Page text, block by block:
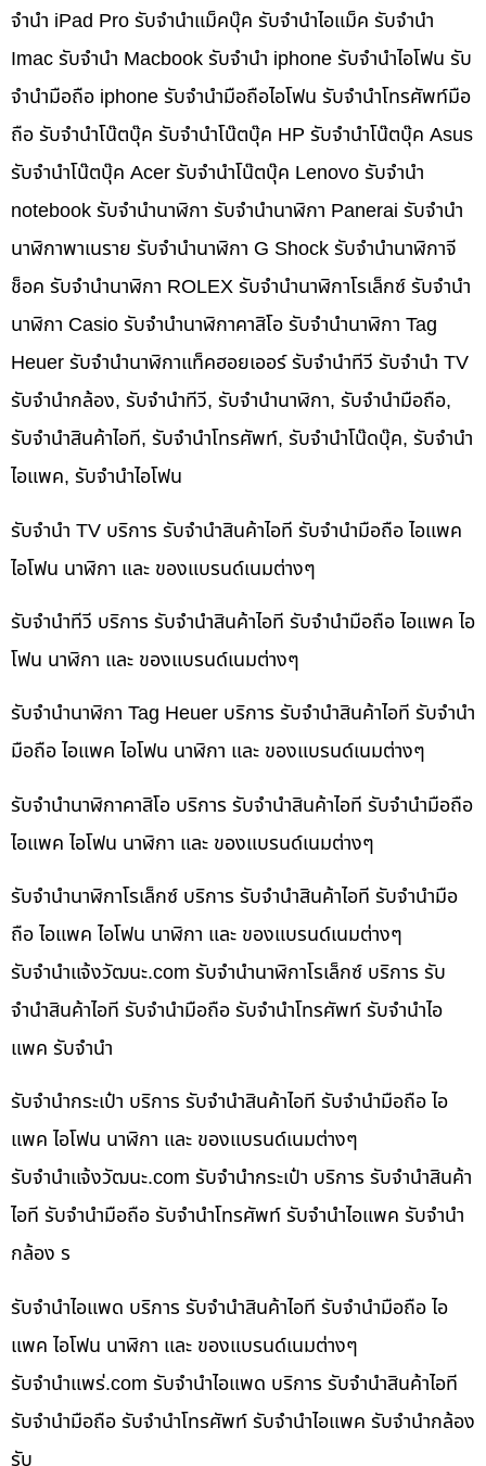
จำนำ iPad Pro รับจำนำแม็คบุ๊ค รับจำนำไอแม็ค รับจำนำ
Imac รับจำนำ Macbook รับจำนำ iphone รับจำนำไอโฟน รับ
จำนำมือถือ iphone รับจำนำมือถือไอโฟน รับจำนำโทรศัพท์มือ
ถือ รับจำนำโน๊ตบุ๊ค รับจำนำโน๊ตบุ๊ค HP รับจำนำโน๊ตบุ๊ค Asus
รับจำนำโน๊ตบุ๊ค Acer รับจำนำโน๊ตบุ๊ค Lenovo รับจำนำ
notebook รับจำนำนาฬิกา รับจำนำนาฬิกา Panerai รับจำนำ
นาฬิกาพาเนราย รับจำนำนาฬิกา G Shock รับจำนำนาฬิกาจี
ช็อค รับจำนำนาฬิกา ROLEX รับจำนำนาฬิกาโรเล็กซ์ รับจำนำ
นาฬิกา Casio รับจำนำนาฬิกาคาสิโอ รับจำนำนาฬิกา Tag
Heuer รับจำนำนาฬิกาแท็คฮอยเออร์ รับจำนำทีวี รับจำนำ TV
รับจำนำกล้อง, รับจำนำทีวี, รับจำนำนาฬิกา, รับจำนำมือถือ,
รับจำนำสินค้าไอที, รับจำนำโทรศัพท์, รับจำนำโน๊ดบุ๊ค, รับจำนำ
ไอแพค, รับจำนำไอโฟน
รับจำนำ TV บริการ รับจำนำสินค้าไอที รับจำนำมือถือ ไอแพค
ไอโฟน นาฬิกา และ ของแบรนด์เนมต่างๆ
รับจำนำทีวี บริการ รับจำนำสินค้าไอที รับจำนำมือถือ ไอแพค ไอ
โฟน นาฬิกา และ ของแบรนด์เนมต่างๆ
รับจำนำนาฬิกา Tag Heuer บริการ รับจำนำสินค้าไอที รับจำนำ
มือถือ ไอแพค ไอโฟน นาฬิกา และ ของแบรนด์เนมต่างๆ
รับจำนำนาฬิกาคาสิโอ บริการ รับจำนำสินค้าไอที รับจำนำมือถือ
ไอแพค ไอโฟน นาฬิกา และ ของแบรนด์เนมต่างๆ
รับจำนำนาฬิกาโรเล็กซ์ บริการ รับจำนำสินค้าไอที รับจำนำมือ
ถือ ไอแพค ไอโฟน นาฬิกา และ ของแบรนด์เนมต่างๆ
รับจํานําแจ้งวัฒนะ.com รับจำนำนาฬิกาโรเล็กซ์ บริการ รับ
จำนำสินค้าไอที รับจำนำมือถือ รับจำนำโทรศัพท์ รับจำนำไอ
แพค รับจำนำ
รับจำนำกระเป๋า บริการ รับจำนำสินค้าไอที รับจำนำมือถือ ไอ
แพค ไอโฟน นาฬิกา และ ของแบรนด์เนมต่างๆ
รับจํานําแจ้งวัฒนะ.com รับจำนำกระเป๋า บริการ รับจำนำสินค้า
ไอที รับจำนำมือถือ รับจำนำโทรศัพท์ รับจำนำไอแพค รับจำนำ
กล้อง ร
รับจำนำไอแพด บริการ รับจำนำสินค้าไอที รับจำนำมือถือ ไอ
แพค ไอโฟน นาฬิกา และ ของแบรนด์เนมต่างๆ
รับจํานําแพร่.com รับจำนำไอแพด บริการ รับจำนำสินค้าไอที
รับจำนำมือถือ รับจำนำโทรศัพท์ รับจำนำไอแพค รับจำนำกล้อง
รับ